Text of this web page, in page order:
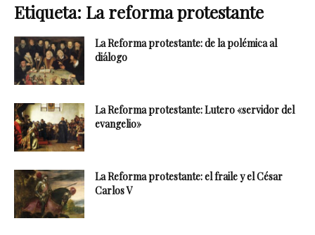
Etiqueta: La reforma protestante
La Reforma protestante: de la polémica al
diálogo
La Reforma protestante: Lutero «servidor del
evangelio»
La Reforma protestante: el fraile y el César
Carlos V